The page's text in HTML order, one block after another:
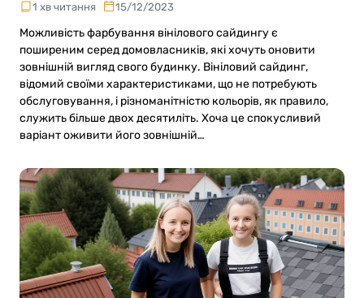
1 хв читання 15/12/2023
Можливість фарбування вінілового сайдингу є
поширеним серед домовласників, які хочуть оновити
зовнішній вигляд свого будинку. Вініловий сайдинг,
відомий своїми характеристиками, що не потребують
обслуговування, і різноманітністю кольорів, як правило,
служить більше двох десятиліть. Хоча це спокусливий
варіант оживити його зовнішній…